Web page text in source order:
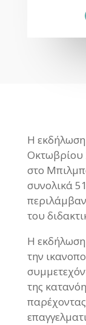
Η εκδήλωση
Οκτωβρίου
στο
συνολικά
του
Η εκδήλωση
την
της